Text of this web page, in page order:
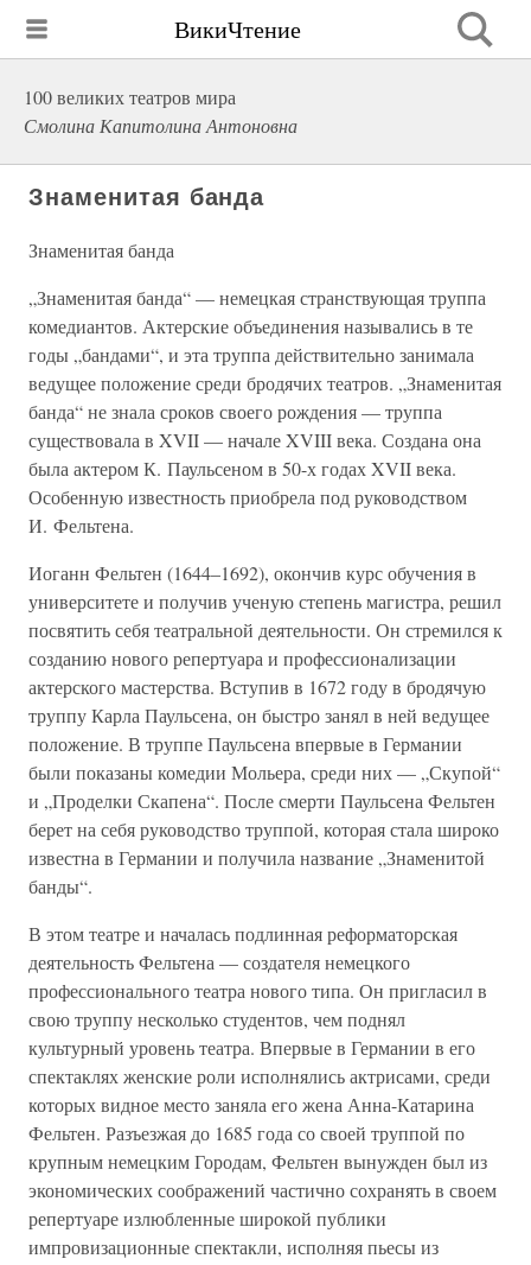
ВикиЧтение
100 великих театров мира
Смолина Капитолина Антоновна
Знаменитая банда
Знаменитая банда
„Знаменитая банда“ — немецкая странствующая труппа
комедиантов. Актерские объединения назывались в те
годы „бандами“, и эта труппа действительно занимала
ведущее положение среди бродячих театров. „Знаменитая
банда“ не знала сроков своего рождения — труппа
существовала в XVII — начале XVIII века. Создана она
была актером К. Паульсеном в 50-х годах XVII века.
Особенную известность приобрела под руководством
И. Фельтена.
Иоганн Фельтен (1644–1692), окончив курс обучения в
университете и получив ученую степень магистра, решил
посвятить себя театральной деятельности. Он стремился к
созданию нового репертуара и профессионализации
актерского мастерства. Вступив в 1672 году в бродячую
труппу Карла Паульсена, он быстро занял в ней ведущее
положение. В труппе Паульсена впервые в Германии
были показаны комедии Мольера, среди них — „Скупой“
и „Проделки Скапена“. После смерти Паульсена Фельтен
берет на себя руководство труппой, которая стала широко
известна в Германии и получила название „Знаменитой
банды“.
В этом театре и началась подлинная реформаторская
деятельность Фельтена — создателя немецкого
профессионального театра нового типа. Он пригласил в
свою труппу несколько студентов, чем поднял
культурный уровень театра. Впервые в Германии в его
спектаклях женские роли исполнялись актрисами, среди
которых видное место заняла его жена Анна-Катарина
Фельтен. Разъезжая до 1685 года со своей труппой по
крупным немецким Городам, Фельтен вынужден был из
экономических соображений частично сохранять в своем
репертуаре излюбленные широкой публики
импровизационные спектакли, исполняя пьесы из